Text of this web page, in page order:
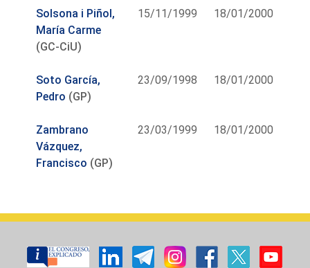
Solsona i Piñol,
María Carme
(GC-CiU)
15/11/1999 18/01/2000
Soto García,
Pedro (GP)
23/09/1998 18/01/2000
Zambrano
Vázquez,
Francisco (GP)
23/03/1999 18/01/2000